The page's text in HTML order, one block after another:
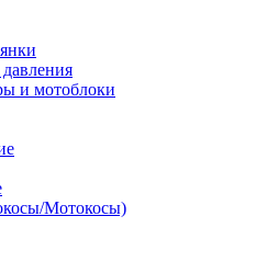
и мотоблоки
Мотокосы)